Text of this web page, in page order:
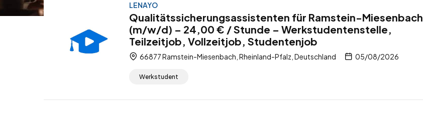
LENAYO
Qualitätssicherungsassistenten für Ramstein-Miesenbach
(m/w/d) – 24,00 € / Stunde – Werkstudentenstelle,
Teilzeitjob, Vollzeitjob, Studentenjob
66877 Ramstein-Miesenbach, Rheinland-Pfalz, Deutschland 05/08/2026
Werkstudent